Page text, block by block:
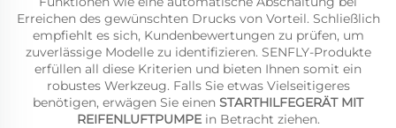
Erreichen des gewünschten Drucks von Vorteil. Schließlich
empfiehlt es sich, Kundenbewertungen zu prüfen, um
zuverlässige Modelle zu identifizieren. SENFLY-Produkte
erfüllen all diese Kriterien und bieten Ihnen somit ein
robustes Werkzeug. Falls Sie etwas Vielseitigeres
benötigen, erwägen Sie einen STARTHILFEGERÄT MIT
REIFENLUFTPUMPE in Betracht ziehen.